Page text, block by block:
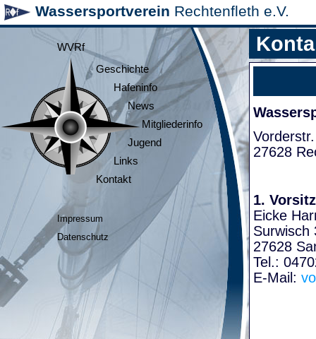
Wassersportverein Rechtenfleth e.V.
WVRf
Geschichte
Hafeninfo
News
Mitgliederinfo
Jugend
Links
Kontakt
Impressum
Datenschutz
27628
1.
Eicke
Surwisch
27628
Tel.:
E-Mail: